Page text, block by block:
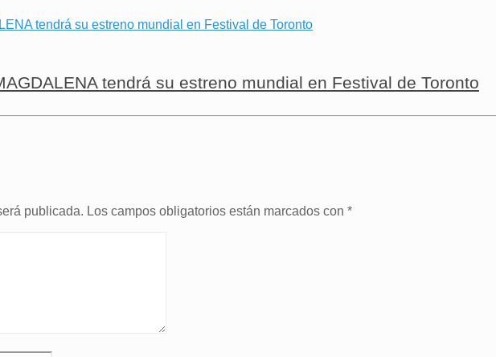
tendrá su estreno mundial en Festival de Toronto
publicada. Los campos obligatorios están marcados con *